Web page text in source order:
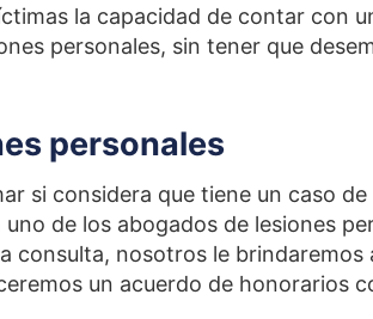
la capacidad de contar con
personales, sin tener que
personales
si considera que tiene un caso
de los abogados de lesiones
consulta, nosotros le brindaremos
un acuerdo de honorarios